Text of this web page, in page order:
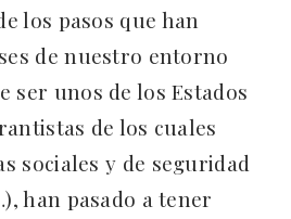
los pasos que han
de nuestro entorno
ser unos de los Estados
de los cuales
sociales y de seguridad
han pasado a tener